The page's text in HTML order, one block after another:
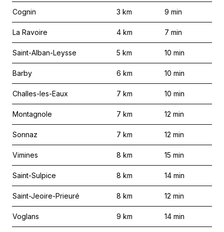
Cognin 3 km 9 min
La Ravoire 4 km 7 min
Saint-Alban-Leysse 5 km 10 min
Barby 6 km 10 min
Challes-les-Eaux 7 km 10 min
Montagnole 7 km 12 min
Sonnaz 7 km 12 min
Vimines 8 km 15 min
Saint-Sulpice 8 km 14 min
Saint-Jeoire-Prieuré 8 km 12 min
Voglans 9 km 14 min